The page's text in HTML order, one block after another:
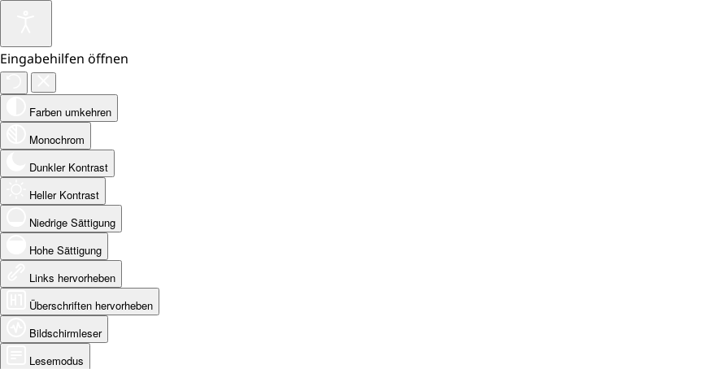
Eingabehilfen öffnen
Farben umkehren
Monochrom
Dunkler Kontrast
Heller Kontrast
Niedrige Sättigung
Hohe Sättigung
Links hervorheben
Überschriften hervorheben
Bildschirmleser
Lesemodus